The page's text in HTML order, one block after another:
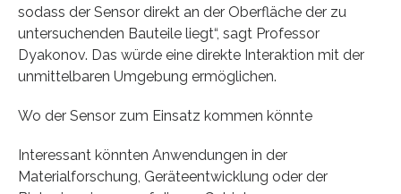
sodass der Sensor direkt an der Oberfläche der zu
untersuchenden Bauteile liegt“, sagt Professor
Dyakonov. Das würde eine direkte Interaktion mit der
unmittelbaren Umgebung ermöglichen.
Wo der Sensor zum Einsatz kommen könnte
Interessant könnten Anwendungen in der
Materialforschung, Geräteentwicklung oder der